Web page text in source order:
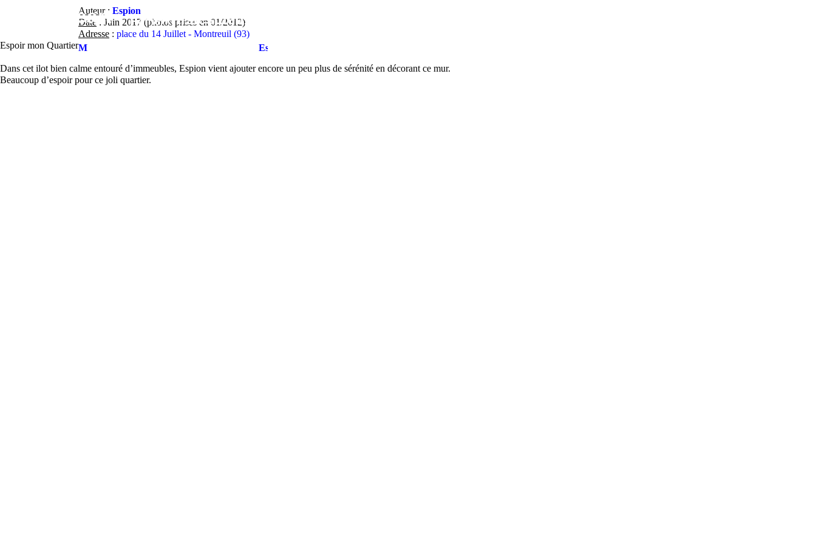
heart.com
Street-Heart HomeArtistesLieux
Espoir mon Quartier
Auteur: Espion
Date : Juin 2017 (photos prises en 01/2012)
Adresse : place du 14 Juillet - Montreuil (93)
Montreuil
Espion
Dans cet ilot bien calme entouré d’immeubles, Espion vient ajouter encore un peu plus de sérénité en décorant ce mur.
Beaucoup d’espoir pour ce joli quartier.